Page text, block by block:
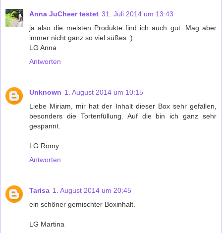
Anna JuCheer testet 31. Juli 2014 um 13:43
ja also die meisten Produkte find ich auch gut. Mag aber
immer nicht ganz so viel süßes :)
LG Anna
Antworten
Unknown 1. August 2014 um 10:15
Liebe Miriam, mir hat der Inhalt dieser Box sehr gefallen,
besonders die Tortenfüllung. Auf die bin ich ganz sehr
gespannt.
LG Romy
Antworten
Tarisa 1. August 2014 um 20:45
ein schöner gemischter Boxinhalt.
LG Martina